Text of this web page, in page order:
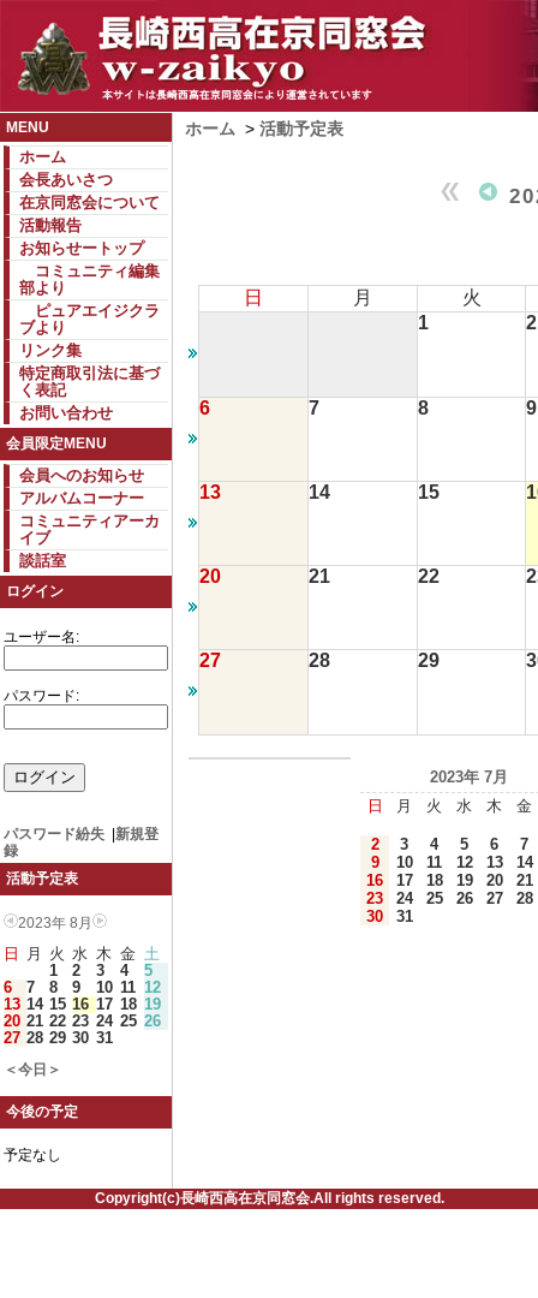
MENU
ホーム
会長あいさつ
在京同窓会について
活動報告
お知らせートップ
コミュニティ編集
部より
ピュアエイジクラ
ブより
リンク集
特定商取引法に基づ
く表記
お問い合わせ
会員限定MENU
会員へのお知らせ
アルバムコーナー
コミュニティアーカ
イブ
談話室
ログイン
ユーザー名:
パスワード:
パスワード紛失
新規登
録
活動予定表
2023年 8月
日 月 火 水 木 金 土
1
2 3 4
5
6
7 8 9 10 11 12
13 14 15 16 17 18 19
20 21 22 23 24 25 26
27 28 29 30 31
＜今日＞
今後の予定
予定なし
ホーム > 活動予定表
日 月
火
1
2
6 7 8 9
13 14 15
20 21 22
27 28 29
2023年 7月
日
月 火 水 木 金
2 3 4 5 6
7
9
10 11 12 13
14
16
17 18 19 20
21
23
24 25 26 27
28
30
31
Copyright(c)長崎西高在京同窓会.All rights reserved.